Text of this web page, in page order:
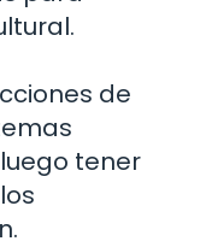
de
tener